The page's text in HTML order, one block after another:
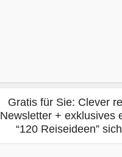
Gratis für Sie: Clever
Newsletter + exklusives
“120 Reiseideen”